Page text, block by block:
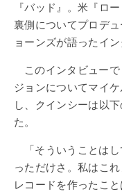
『バッド』。米『ロ
裏側についてプロデ
ョーンズが語ったイン
このインタビュー
ジョンについてマイ
し、クインシーは以
た。
「そういうことは
っただけさ。私はこ
レコードを作ったこ